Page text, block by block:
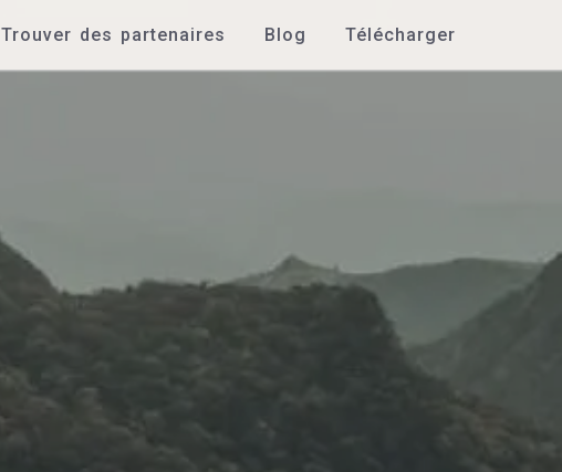
Trouver des partenaires Blog Télécharger